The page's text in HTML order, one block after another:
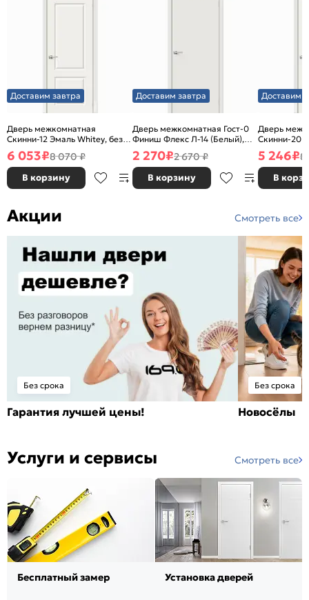
Доставим завтра
Дверь межкомнатная
Скинни-12 Эмаль Whitey, без
декора, глухая, без стекла,
без кромки, скиновая
6 053₽8 070 ₽
В корзину
Доставим завтра
Дверь межкомнатная Гост-0
Финиш Флекс Л-14 (Белый),
глухая, каркасно-щитовая
2 270₽2 670 ₽
В корзину
Доставим
Дверь
Скинни-20
декора,
без кромки,
5 246₽8
В
Акции Смотреть все
Без срока
Гарантия лучшей цены!
Без срока
Новосёлы
Услуги и сервисы Смотреть все
Бесплатный замер Установка дверей